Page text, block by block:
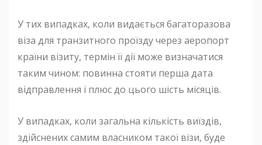
У тих випадках, коли видається багаторазова
віза для транзитного проїзду через аеропорт
країни візиту, термін її дії може визначатися
таким чином: повинна стояти перша дата
відправлення і плюс до цього шість місяців.
У випадках, коли загальна кількість виїздів,
здійснених самим власником такої візи, буде